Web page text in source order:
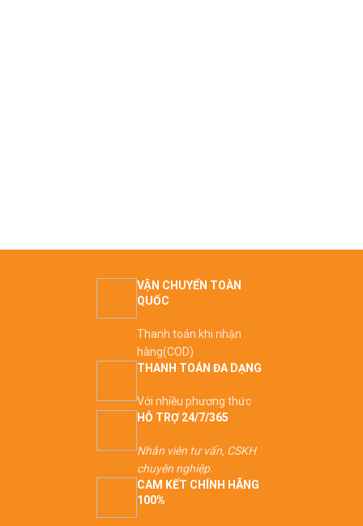
VẬN CHUYỂN TOÀN
QUỐC
Thanh toán khi nhận
hàng(COD)
THANH TOÁN ĐA DẠNG
Với nhiều phương thức
HỖ TRỢ 24/7/365
Nhân viên tư vấn, CSKH
chuyên nghiệp.
CAM KẾT CHÍNH HÃNG
100%